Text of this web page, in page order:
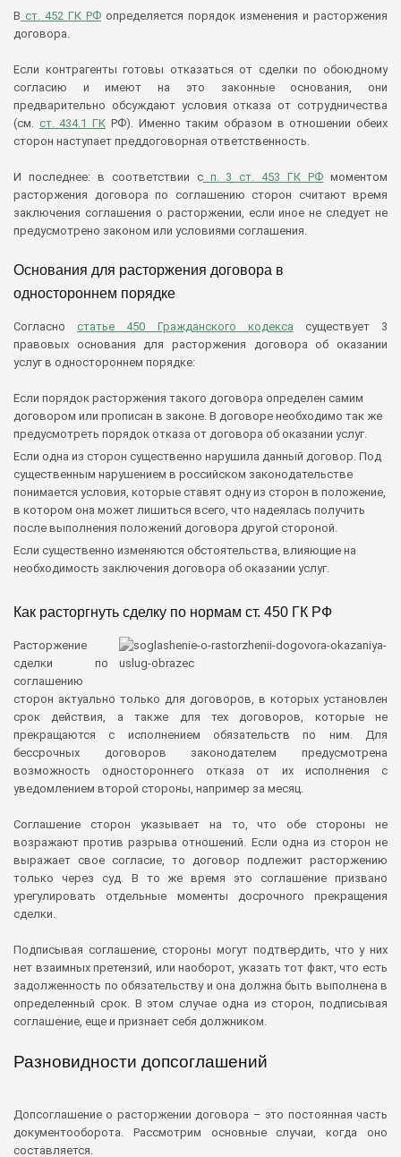
В ст. 452 ГК РФ определяется порядок изменения и расторжения
договора.
Если контрагенты готовы отказаться от сделки по обоюдному
согласию и имеют на это законные основания, они
предварительно обсуждают условия отказа от сотрудничества
(см. ст. 434.1 ГК РФ). Именно таким образом в отношении обеих
сторон наступает преддоговорная ответственность.
И последнее: в соответствии сп. 3 ст. 453 ГК РФ моментом
расторжения договора по соглашению сторон считают время
заключения соглашения о расторжении, если иное не следует не
предусмотрено законом или условиями соглашения.
Основания для расторжения договора в
одностороннем порядке
Согласностатье 450 Гражданского кодекса существует 3
правовых основания для расторжения договора об оказании
услуг в одностороннем порядке:
Если порядок расторжения такого договора определен самим
договором или прописан в законе. В договоре необходимо так же
предусмотреть порядок отказа от договора об оказании услуг.
Если одна из сторон существенно нарушила данный договор. Под
существенным нарушением в российском законодательстве
понимается условия, которые ставят одну из сторон в положение,
в котором она может лишиться всего, что надеялась получить
после выполнения положений договора другой стороной.
Если существенно изменяются обстоятельства, влияющие на
необходимость заключения договора об оказании услуг.
Как расторгнуть сделку по нормам ст. 450 ГК РФ
Расторжение
сделки по
соглашению
сторон актуально только для договоров, в которых установлен
срок действия, а также для тех договоров, которые не
прекращаются с исполнением обязательств по ним. Для
бессрочных договоров законодателем предусмотрена
возможность одностороннего отказа от их исполнения с
уведомлением второй стороны, например за месяц.
Соглашение сторон указывает на то, что обе стороны не
возражают против разрыва отношений. Если одна из сторон не
выражает свое согласие, то договор подлежит расторжению
только через суд. В то же время это соглашение призвано
урегулировать отдельные моменты досрочного прекращения
сделки.
Подписывая соглашение, стороны могут подтвердить, что у них
нет взаимных претензий, или наоборот, указать тот факт, что есть
задолженность по обязательству и она должна быть выполнена в
определенный срок. В этом случае одна из сторон, подписывая
соглашение, еще и признает себя должником.
Разновидности допсоглашений
Допсоглашение о расторжении договора – это постоянная часть
документооборота. Рассмотрим основные случаи, когда оно
составляется.